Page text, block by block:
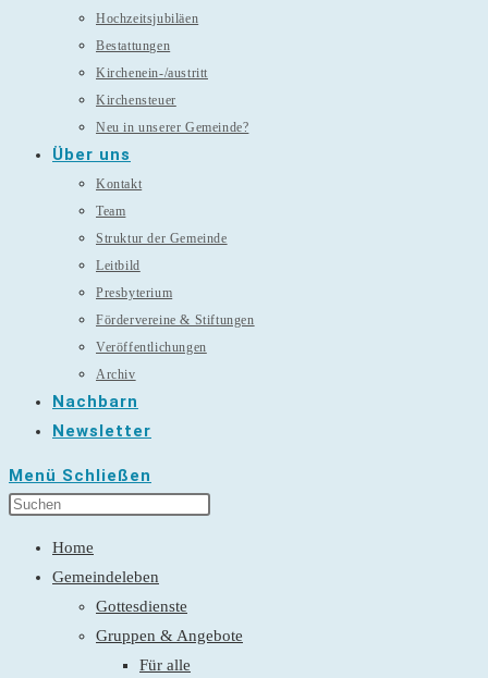
Hochzeitsjubiläen
Bestattungen
Kirchenein-/austritt
Kirchensteuer
Neu in unserer Gemeinde?
Über uns
Kontakt
Team
Struktur der Gemeinde
Leitbild
Presbyterium
Fördervereine & Stiftungen
Veröffentlichungen
Archiv
Nachbarn
Newsletter
Menü Schließen
Home
Gemeindeleben
Gottesdienste
Gruppen & Angebote
Für alle